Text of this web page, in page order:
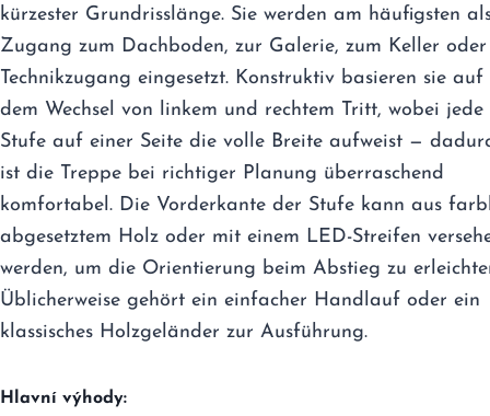
kürzester Grundrisslänge. Sie werden am häufigsten
Zugang zum Dachboden, zur Galerie, zum Keller
Technikzugang eingesetzt. Konstruktiv basieren sie auf
dem Wechsel von linkem und rechtem Tritt, wobei jede
Stufe auf einer Seite die volle Breite aufweist —
ist die Treppe bei richtiger Planung überraschend
komfortabel. Die Vorderkante der Stufe kann aus
abgesetztem Holz oder mit einem LED-Streifen
werden, um die Orientierung beim Abstieg zu
Üblicherweise gehört ein einfacher Handlauf oder ein
klassisches Holzgeländer zur Ausführung.
Hlavní výhody: